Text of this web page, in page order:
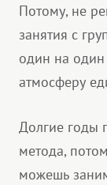
Потому, не
занятия с
один на один
атмосферу
Долгие годы
метода,
можешь